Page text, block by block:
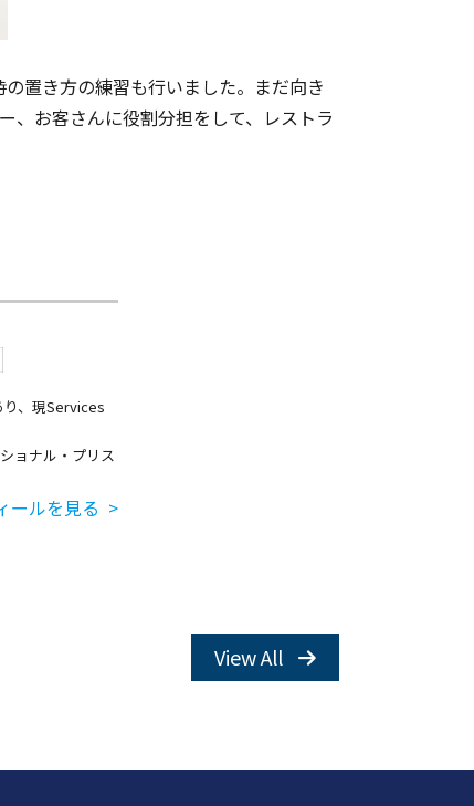
置き方の練習も行いました。まだ向き
、お客さんに役割分担をして、レストラ
り、現Services
ョナル・プリス
ールを見る >
View All